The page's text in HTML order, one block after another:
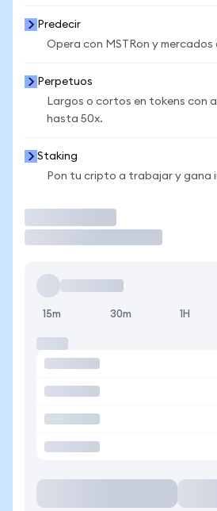
Predecir
Opera con MSTRon y
Perpetuos
Largos o cortos en tokens con
hasta 50x.
Staking
Pon tu cripto a trabajar y gana
15m 30m 1H